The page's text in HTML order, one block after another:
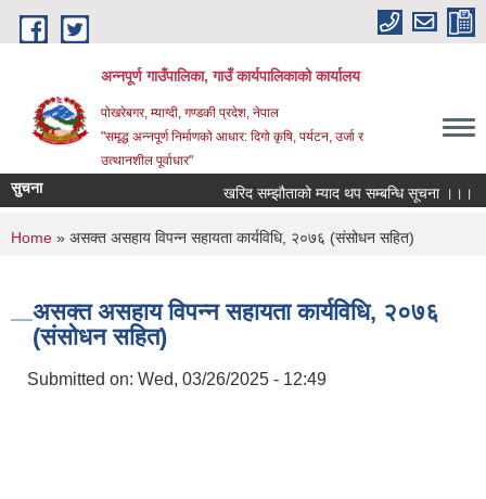
Skip to main content
अन्‍नपूर्ण गाउँपालिका, गाउँ कार्यपालिकाको कार्यालय
पोखरेबगर, म्याग्दी, गण्डकी प्रदेश, नेपाल
"समृद्ध अन्‍नपूर्ण निर्माणको आधार: दिगो कृषि, पर्यटन, उर्जा र
उत्थानशील पूर्वाधार"
सुचना खरिद सम्झौताको म्याद थप सम्बन्धि सूचना ।।।
You are here
Home » असक्त असहाय विपन्न सहायता कार्यविधि, २०७६ (संसोधन सहित)
असक्त असहाय विपन्न सहायता कार्यविधि, २०७६
(संसोधन सहित)
Submitted on: Wed, 03/26/2025 - 12:49